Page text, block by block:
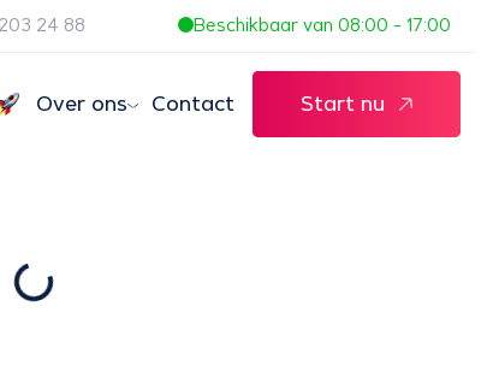
24 88 Beschikbaar van 08:00 - 17:00
Over ons Contact Start nu